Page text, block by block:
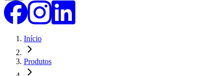
Início
Produtos